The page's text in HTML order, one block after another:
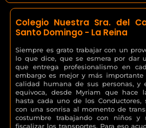
Colegio Nuestra Sra. del
Santo Domingo - La Reina
Siempre es grato trabajar con un
lo que dice, que se esmera por dar
que entrega profesionalismo en
embargo es mejor y más
calidad humana de sus personas, y
equivoca, desde Myriam que hace
hasta cada uno de los Conductores,
con una sonrisa al momento de
costumbre trabajando con niños y
fiscalizar los transportes. Para eso